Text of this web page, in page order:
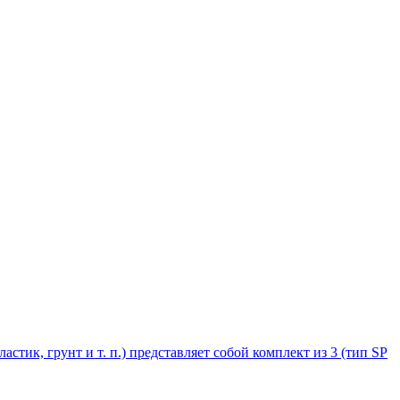
грунт и т. п.) представляет собой комплект из 3 (тип SP